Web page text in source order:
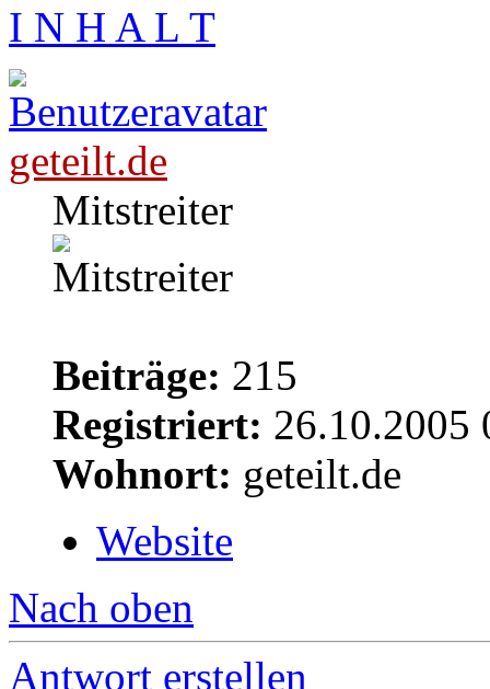
I N H A L T
geteilt.de
Mitstreiter
Beiträge: 215
Registriert: 26.10.2005
Wohnort: geteilt.de
Website
Nach oben
Antwort erstellen